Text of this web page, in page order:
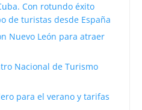
Con rotundo éxito
de turistas desde España
Nuevo León para atraer
Nacional de Turismo
para el verano y tarifas